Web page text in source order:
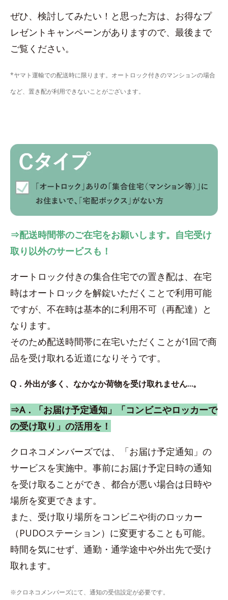
ぜひ、検討してみたい！と思った方は、お得なプ
レゼントキャンペーンがありますので、最後まで
ご覧ください。
*ヤマト運輸での配送時に限ります。オートロック付きのマンションの場合
など、置き配が利用できないことがございます。
⇒配送時間帯のご在宅をお願いします。自宅受け
取り以外のサービスも！
オートロック付きの集合住宅での置き配は、在宅
時はオートロックを解錠いただくことで利用可能
ですが、不在時は基本的に利用不可（再配達）と
なります。
そのため配送時間帯に在宅いただくことが1回で商
品を受け取れる近道になりそうです。
Q．外出が多く、なかなか荷物を受け取れません…。
⇒A．「お届け予定通知」「コンビニやロッカーで
の受け取り」の活用を！
クロネコメンバーズでは、「お届け予定通知」の
サービスを実施中。事前にお届け予定日時の通知
を受け取ることができ、都合が悪い場合は日時や
場所を変更できます。
また、受け取り場所をコンビニや街のロッカー
（PUDOステーション）に変更することも可能。
時間を気にせず、通勤・通学途中や外出先で受け
取れます。
※クロネコメンバーズにて、通知の受信設定が必要です。